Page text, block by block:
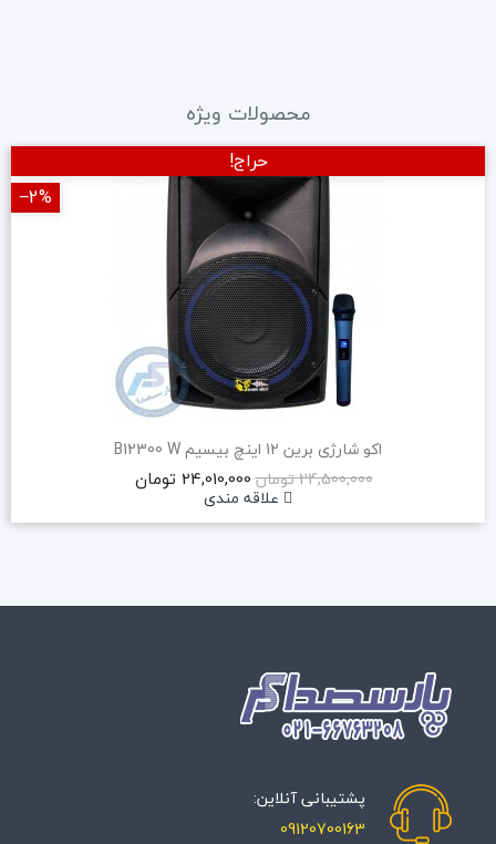
محصولات ویژه
اکو شارژی برین 12 اینچ بیسیم B12300 W
24,500,000 تومان
24,010,000 تومان
علاقه مندی
حراج!
‎−2%
پشتیبانی آنلاین:
09120700163